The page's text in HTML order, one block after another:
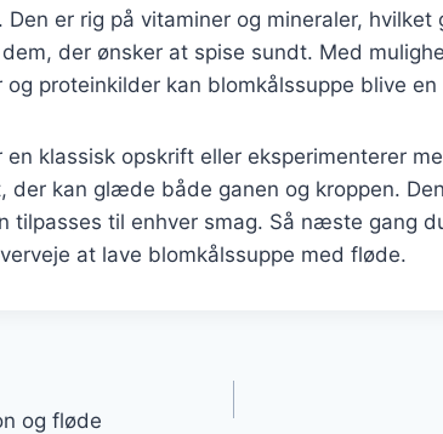
er rig på vitaminer og mineraler, hvilket
der ønsker at spise sundt. Med
proteinkilder kan blomkålssuppe blive
klassisk opskrift eller eksperimenterer
der kan glæde både ganen og kroppen.
tilpasses til enhver smag. Så næste gang
at lave blomkålssuppe med fløde.
og fløde